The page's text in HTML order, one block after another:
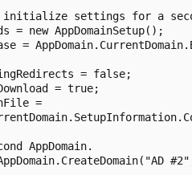
settings for a
= new AppDomainSetup();
=
= false;
= true;
=
AppDomain.